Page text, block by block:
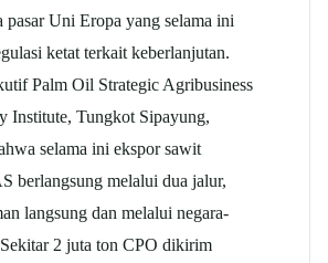
pasar Uni Eropa yang selama ini
ketat terkait keberlanjutan.
Palm Oil Strategic Agribusiness
Institute, Tungkot Sipayung,
selama ini ekspor sawit
berlangsung melalui dua jalur,
langsung dan melalui negara-
2 juta ton CPO dikirim